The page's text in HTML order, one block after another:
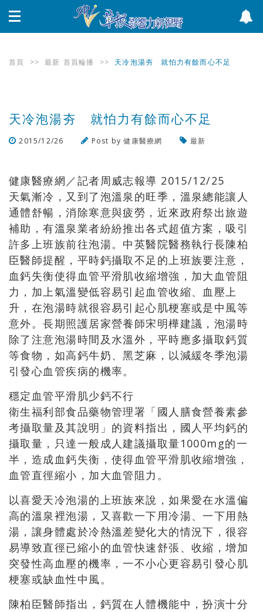
首頁 >> 最新 首頁輪播 >> 天冷泡湯夯 就怕力有餘而心不足
天冷泡湯夯 就怕力有餘而心不足
2015/12/26 Post by健康醫療網
最新
健康醫療網／記者周威志報導 2015/12/25
天氣漸冷，又到了泡溫泉的旺季，溫泉總能讓人
通體舒暢，消除寒意與疲勞，近來政府祭出旅遊
補助，有溫泉業者紛紛推出各式超值方案，吸引
許多上班族前往泡湯。中英醫院醫務執行長陳柏
臣醫師提醒，平時鈣攝取不足的上班族要注意，
血鈣失衡使得血管平滑肌收縮增強，加大血管阻
力，加上氣溫變低容易引起血管收縮、血壓上
升，在泡湯時就很容易引起心肌梗塞或是中風等
意外。長期照護居家營養師宋明樺建議，泡湯時
除了注意泡湯時間及水溫外，平時應多攝取鈣質
等食物，如高鈣牛奶、黑芝麻，以減緩冬季泡湯
引發心血管疾病的機率。
穩定血管平滑肌少鈣不行
衛生福利部食品藥物管理署「國人膳食營養素參
考攝取量及其說明」的資料指出，國人平均鈣的
攝取量，只達一般成人建議攝取量1000mg的一
半，造成血鈣失衡，使得血管平滑肌收縮增強，
血管直徑縮小，加大血管阻力。
以喜愛天冷泡湯的上班族來說，如果愛在水溫偏
高的溫泉裡泡湯，又喜歡一下用冷湯、一下用熱
湯，讓身體處於冷熱溫差變化大的情況下，很容
易導致直徑已縮小的血管快速舒張、收縮，增加
突發性高血壓的機率，一不小心更容易引發心肌
梗塞或缺血性中風。
陳柏臣醫師指出，鈣質在人體機能中，扮演十分